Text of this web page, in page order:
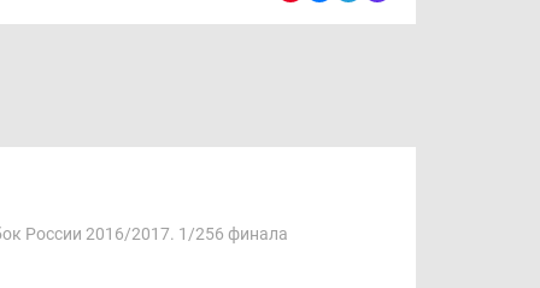
России 2016/2017. 1/256 финала